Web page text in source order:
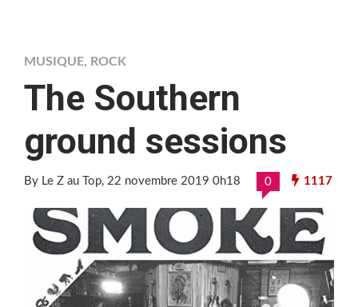
MUSIQUE, ROCK
The Southern
ground sessions
By Le Z au Top, 22 novembre 2019 0h18 0 1117